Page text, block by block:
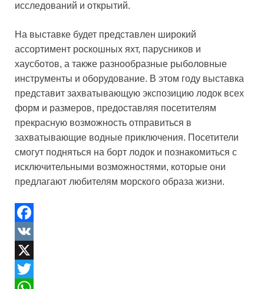
исследований и открытий.
На выставке будет представлен широкий
ассортимент роскошных яхт, парусников и
хаусботов, а также разнообразные рыболовные
инструменты и оборудование. В этом году выставка
представит захватывающую экспозицию лодок всех
форм и размеров, предоставляя посетителям
прекрасную возможность отправиться в
захватывающие водные приключения. Посетители
смогут подняться на борт лодок и познакомиться с
исключительными возможностями, которые они
предлагают любителям морского образа жизни.
F
a
c
V
K
X